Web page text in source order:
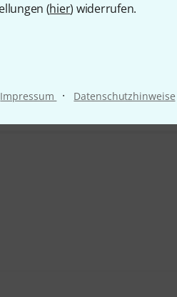
(hier) widerrufen.
Impressum · Datenschutzhinweise